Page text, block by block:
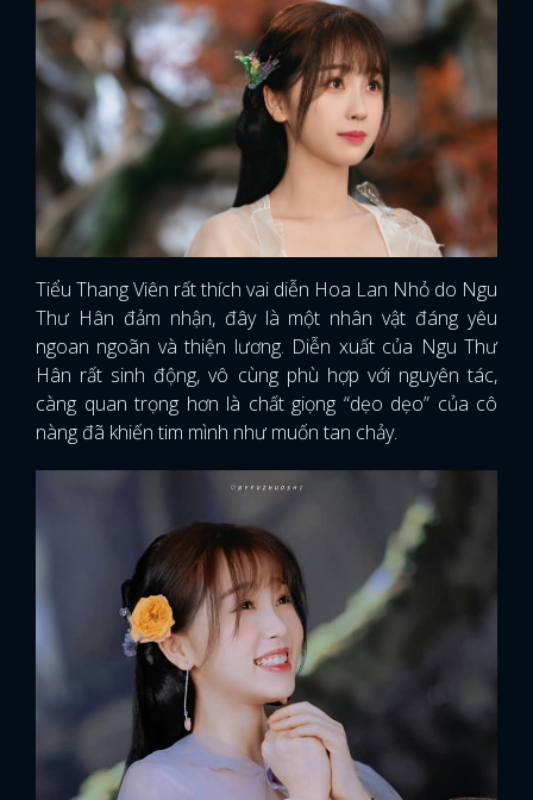
Tiểu Thang Viên rất thích vai diễn Hoa Lan Nhỏ do Ngu
Thư Hân đảm nhận, đây là một nhân vật đáng yêu
ngoan ngoãn và thiện lương. Diễn xuất của Ngu Thư
Hân rất sinh động, vô cùng phù hợp với nguyên tác,
càng quan trọng hơn là chất giọng “dẹo dẹo” của cô
nàng đã khiến tim mình như muốn tan chảy.